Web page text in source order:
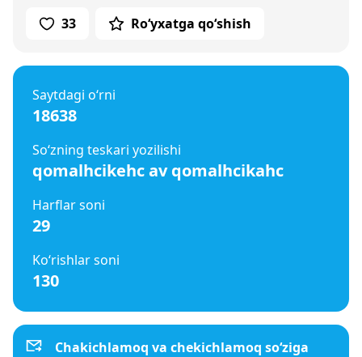
33 Ro‘yxatga qo‘shish
Saytdagi o‘rni
18638
So‘zning teskari yozilishi
qomalhcikehc av qomalhcikahc
Harflar soni
29
Ko‘rishlar soni
130
Chakichlamoq va chekichlamoq so‘ziga